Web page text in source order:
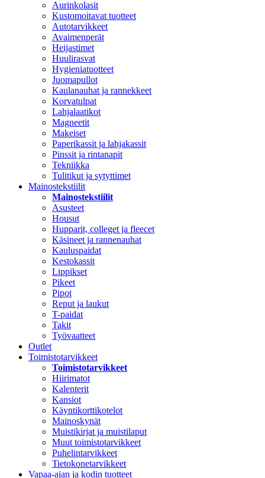
Aurinkolasit
Kustomoitavat tuotteet
Autotarvikkeet
Avaimenperät
Heijastimet
Huulirasvat
Hygieniatuotteet
Juomapullot
Kaulanauhat ja rannekkeet
Korvatulpat
Lahjalaatikot
Magneetit
Makeiset
Paperikassit ja lahjakassit
Pinssit ja rintanapit
Tekniikka
Tulitikut ja sytyttimet
Mainostekstiilit
Mainostekstiilit
Asusteet
Housut
Hupparit, colleget ja fleecet
Käsineet ja rannenauhat
Kauluspaidat
Kestokassit
Lippikset
Pikeet
Pipot
Reput ja laukut
T-paidat
Takit
Työvaatteet
Outlet
Toimistotarvikkeet
Toimistotarvikkeet
Hiirimatot
Kalenterit
Kansiot
Käyntikorttikotelot
Mainoskynät
Muistikirjat ja muistilaput
Muut toimistotarvikkeet
Puhelintarvikkeet
Tietokonetarvikkeet
Vapaa-ajan ja kodin tuotteet